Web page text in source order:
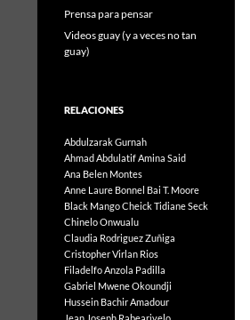
Prensa para pensar
Videos guay (y a veces no tan
guay)
RELACIONES
Abdulzarak Gurnah
Ahmad AbdulatifAmina Said
Ana Belen Montes
Anne Laure Bonnel Bai T. Moore
Black MangoCheick Tidiane Seck
Chinelo Onwualu
Claudia Rodriguez Zuñiga
Cristopher Virlan Rios
Filadelfo Anzola Padilla
Gabriel Mwene Okoundji
Hussein Bachir Amadour